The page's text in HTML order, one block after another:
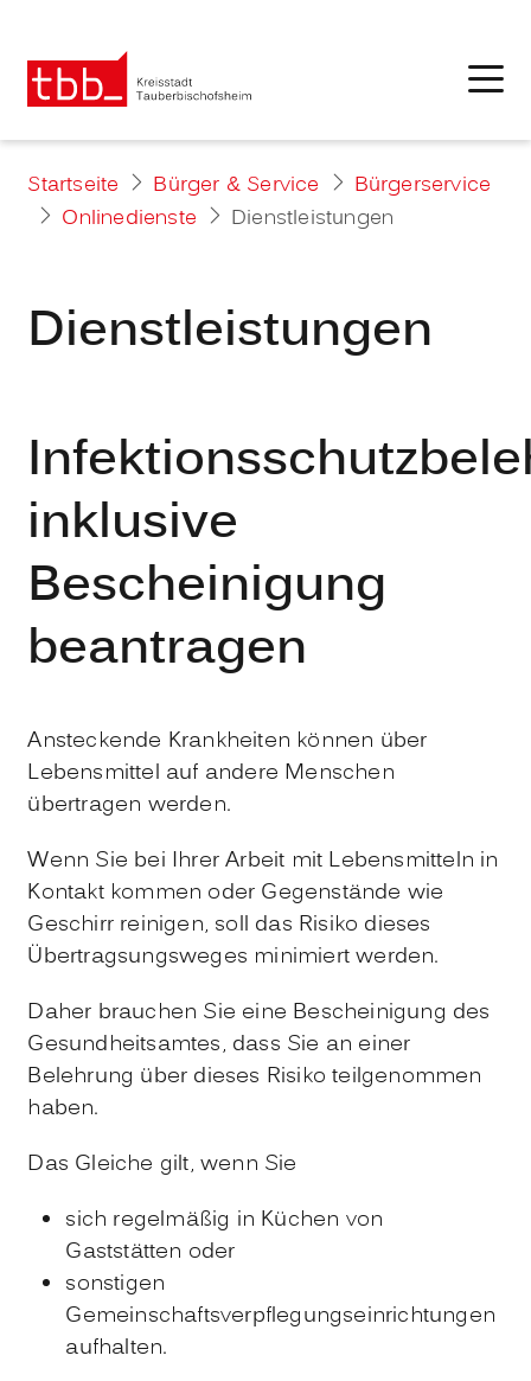
Startseite Bürger & Service
Bürgerservice
Onlinedienste
Dienstleistungen
Dienstleistungen
inklusive
Bescheinigung
beantragen
Ansteckende Krankheiten können über
Lebensmittel auf andere Menschen
übertragen werden.
Wenn Sie bei Ihrer Arbeit mit Lebensmitteln in
Kontakt kommen oder Gegenstände wie
Geschirr reinigen, soll das Risiko dieses
Übertragsungsweges minimiert werden.
Daher brauchen Sie eine Bescheinigung des
Gesundheitsamtes, dass Sie an einer
Belehrung über dieses Risiko teilgenommen
haben.
Das Gleiche gilt, wenn Sie
sich regelmäßig in Küchen von
Gaststätten oder
sonstigen
Gemeinschaftsverpflegungseinrichtungen
aufhalten.